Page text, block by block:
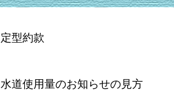
定型約款
水道使用量のお知らせの見方